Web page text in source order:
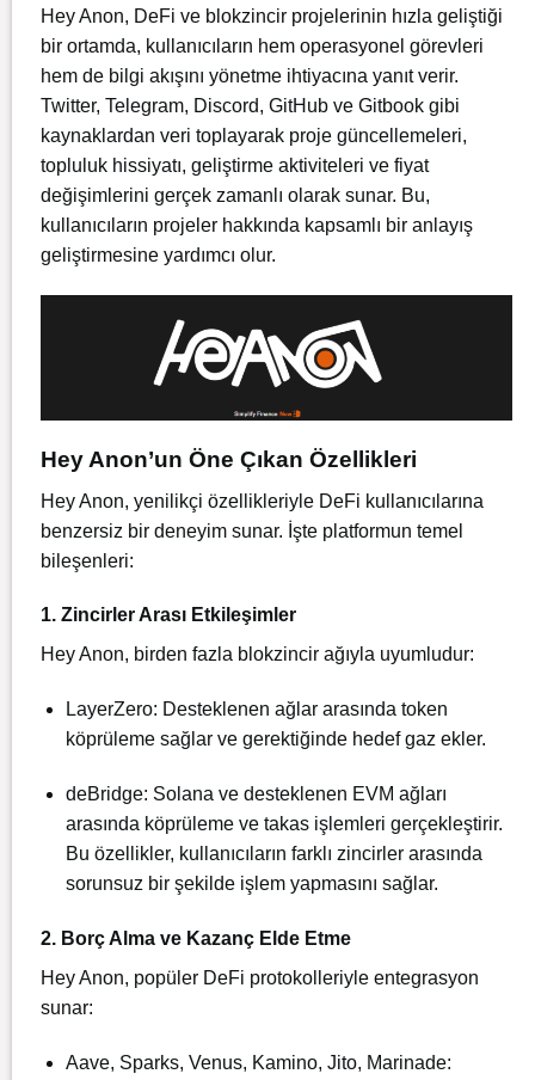
Hey Anon, DeFi ve blokzincir projelerinin hızla geliştiği
bir ortamda, kullanıcıların hem operasyonel görevleri
hem de bilgi akışını yönetme ihtiyacına yanıt verir.
Twitter, Telegram, Discord, GitHub ve Gitbook gibi
kaynaklardan veri toplayarak proje güncellemeleri,
topluluk hissiyatı, geliştirme aktiviteleri ve fiyat
değişimlerini gerçek zamanlı olarak sunar. Bu,
kullanıcıların projeler hakkında kapsamlı bir anlayış
geliştirmesine yardımcı olur.
Hey Anon’un Öne Çıkan Özellikleri
Hey Anon, yenilikçi özellikleriyle DeFi kullanıcılarına
benzersiz bir deneyim sunar. İşte platformun temel
bileşenleri:
1. Zincirler Arası Etkileşimler
Hey Anon, birden fazla blokzincir ağıyla uyumludur:
LayerZero: Desteklenen ağlar arasında token
köprüleme sağlar ve gerektiğinde hedef gaz ekler.
deBridge: Solana ve desteklenen EVM ağları
arasında köprüleme ve takas işlemleri gerçekleştirir.
Bu özellikler, kullanıcıların farklı zincirler arasında
sorunsuz bir şekilde işlem yapmasını sağlar.
2. Borç Alma ve Kazanç Elde Etme
Hey Anon, popüler DeFi protokolleriyle entegrasyon
sunar:
Aave, Sparks, Venus, Kamino, Jito, Marinade: